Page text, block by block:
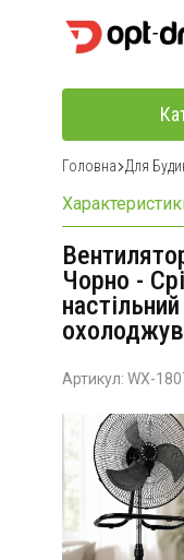
Головна Для
Чорно -
Артикул: WX-